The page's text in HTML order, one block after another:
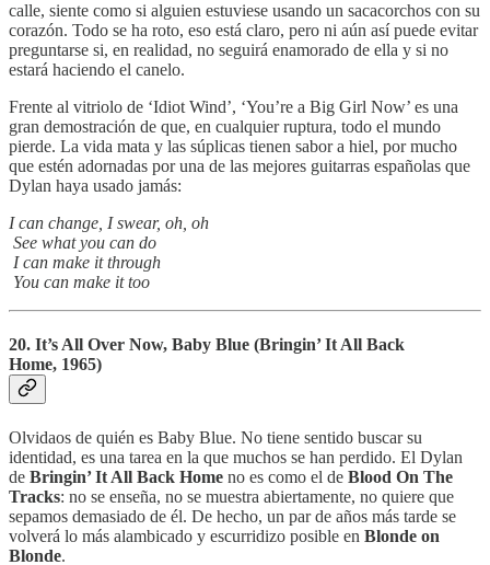
calle, siente como si alguien estuviese usando un sacacorchos con su
corazón. Todo se ha roto, eso está claro, pero ni aún así puede evitar
preguntarse si, en realidad, no seguirá enamorado de ella y si no
estará haciendo el canelo.
Frente al vitriolo de ‘Idiot Wind’, ‘You’re a Big Girl Now’ es una
gran demostración de que, en cualquier ruptura, todo el mundo
pierde. La vida mata y las súplicas tienen sabor a hiel, por mucho
que estén adornadas por una de las mejores guitarras españolas que
Dylan haya usado jamás:
I can change, I swear, oh, oh
See what you can do
I can make it through
You can make it too
20. It’s All Over Now, Baby Blue (Bringin’ It All Back
Home, 1965)
Olvidaos de quién es Baby Blue. No tiene sentido buscar su
identidad, es una tarea en la que muchos se han perdido. El Dylan
de Bringin’ It All Back Home no es como el de Blood On The
Tracks: no se enseña, no se muestra abiertamente, no quiere que
sepamos demasiado de él. De hecho, un par de años más tarde se
volverá lo más alambicado y escurridizo posible en Blonde on
Blonde.